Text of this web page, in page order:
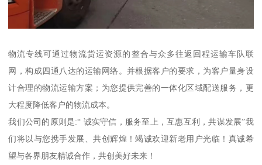
物流专线可通过物流货运资源的整合与众多往返回程运输车队联
网，构成四通八达的运输网络。并根据客户的要求，为客户量身设
计合理的物流运输方案；为您提供完善的一体化区域配送服务，更
大程度降低客户的物流成本。
我们公司的原则是:“ 诚实守信，服务至上，互惠互利，共谋发展”我
们将以与您携手发展、共创辉煌！竭诚欢迎新老用户光临！真诚希
望与各界朋友精诚合作，共创美好未来！